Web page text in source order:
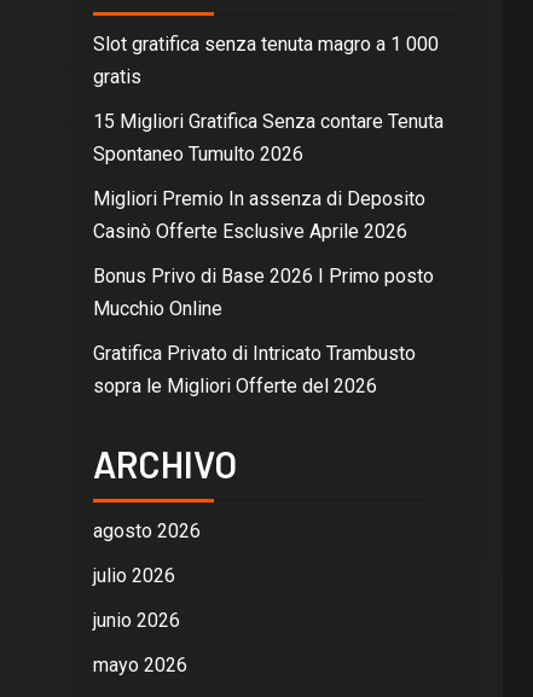
Slot gratifica senza tenuta magro a 1 000
gratis
15 Migliori Gratifica Senza contare Tenuta
Spontaneo Tumulto 2026
Migliori Premio In assenza di Deposito
Casinò Offerte Esclusive Aprile 2026
Bonus Privo di Base 2026 I Primo posto
Mucchio Online
Gratifica Privato di Intricato Trambusto
sopra le Migliori Offerte del 2026
ARCHIVO
agosto 2026
julio 2026
junio 2026
mayo 2026